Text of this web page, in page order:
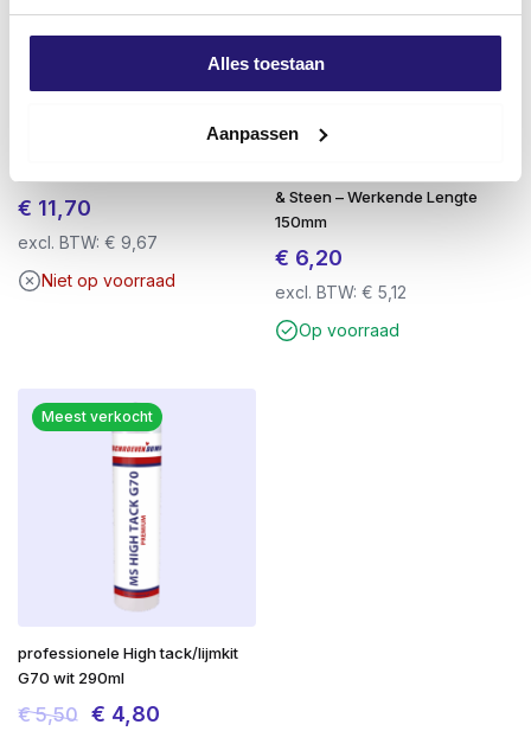
Alles toestaan
Aanpassen
Compriband illbruck TP610
€ 11,70
excl. BTW: € 9,67
Niet op voorraad
SDS-plus QX4 Betonboor 6,0 x
& Steen – Werkende Lengte
150mm
€ 6,20
excl. BTW:€ 5,12
Op voorraad
Meest verkocht
professionele High tack/lijmkit
G70 wit 290ml
€5,50 Oorspronkelijke
€ 4,80